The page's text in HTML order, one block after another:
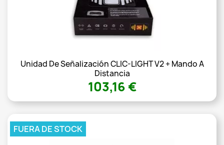
Unidad De Señalización CLIC-LIGHT V2 + Mando A
Distancia
103,16 €
FUERA DE STOCK